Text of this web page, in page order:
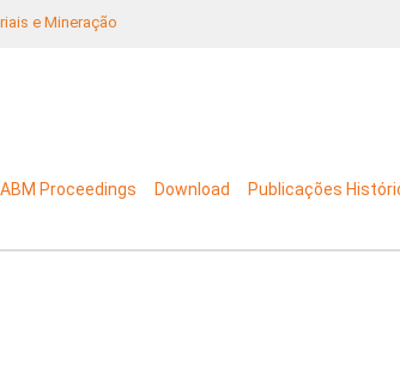
e Mineração
Proceedings Download Publicações